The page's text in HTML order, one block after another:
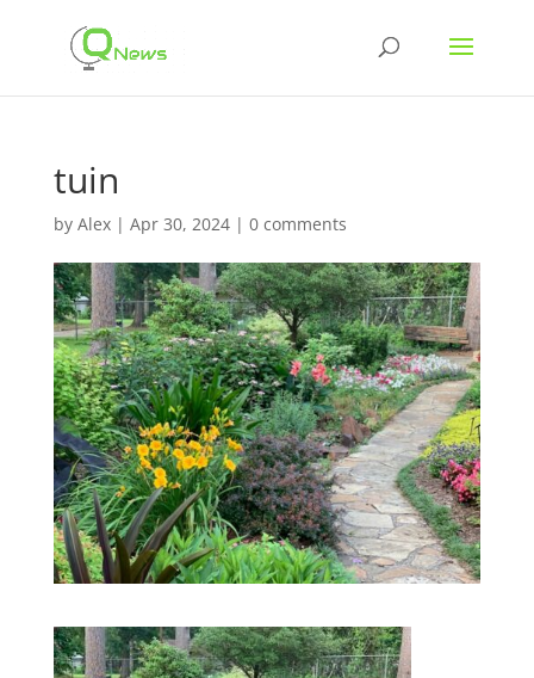
tuin
by Alex| Apr 30, 2024| 0 comments